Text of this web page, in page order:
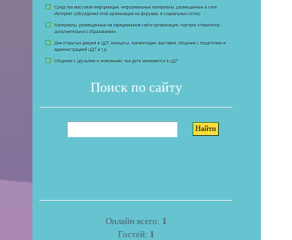
Поиск по сайту
Онлайн всего: 1
Гостей: 1